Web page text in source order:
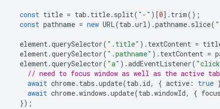
const title = tab . title. split( "-" )[0]. trim();
const pathname = new URL(tab .url).pathname. slice(
element.querySelector( ".title" ). textContent =
element.querySelector( ".pathname" ). textContent =
element.querySelector( "a" ).addEventListener(
// need to focus window as well as the active tab
await chrome. tabs .update(tab . id, { active : true
await chrome.windows .update(tab .windowId, {
});